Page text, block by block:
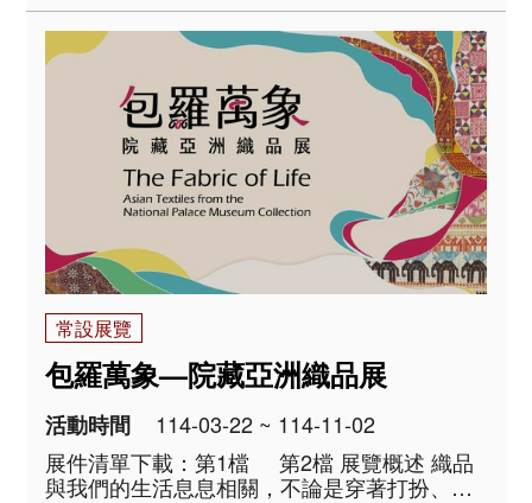
「海」是此域的交通要路，星羅棋布的島群、
綿延的海岸線與大小海峽，共同構成航行路徑
與中繼節點。各地港口及..
常設展覽
包羅萬象—院藏亞洲織品展
活動時間
114-03-22 ~ 114-11-02
展件清單下載：第1檔 第2檔 展覽概述 織品
與我們的生活息息相關，不論是穿著打扮、日